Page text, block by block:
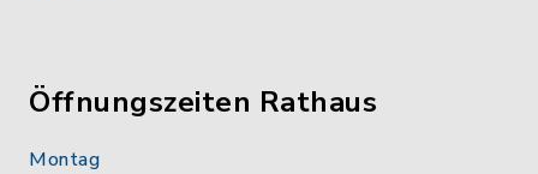
Öffnungszeiten Rathaus
Montag